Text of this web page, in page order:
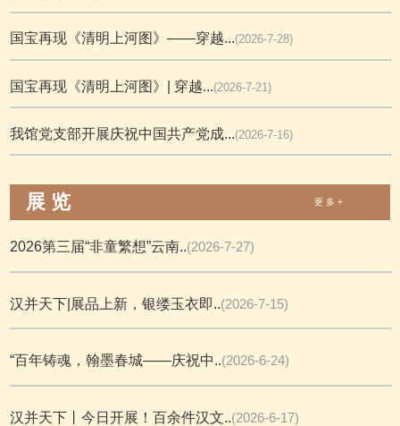
国宝再现《清明上河图》——穿越...(2026-7-28)
国宝再现《清明上河图》| 穿越...(2026-7-21)
我馆党支部开展庆祝中国共产党成...(2026-7-16)
展 览 更 多 +
2026第三届“非童繁想”云南..(2026-7-27)
汉并天下|展品上新，银缕玉衣即..(2026-7-15)
“百年铸魂，翰墨春城——庆祝中..(2026-6-24)
汉并天下丨今日开展！百余件汉文..(2026-6-17)